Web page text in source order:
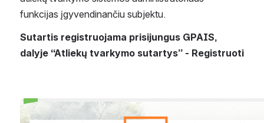
funkcijas įgyvendinančiu subjektu.
Sutartis registruojama prisijungus GPAIS,
dalyje “Atliekų tvarkymo sutartys” - Registruoti
Open